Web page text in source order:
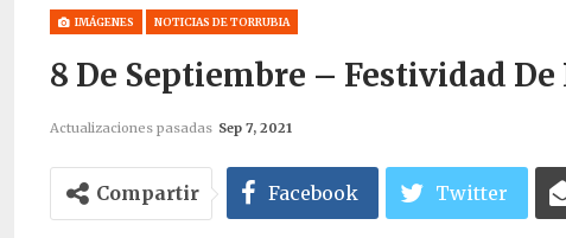
IMÁGENES NOTICIAS DE TORRUBIA
8 De Septiembre – Festividad
Actualizaciones pasadas Sep 7, 2021
Compartir Facebook Twitter